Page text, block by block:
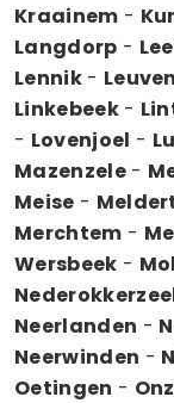
Kraainem -
Langdorp -
Lennik- Leuven
Linkebeek-
- Lovenjoel -
Mazenzele-
Meise -
Merchtem -
Wersbeek -
Neerlanden -
Neerwinden -
Oetingen -